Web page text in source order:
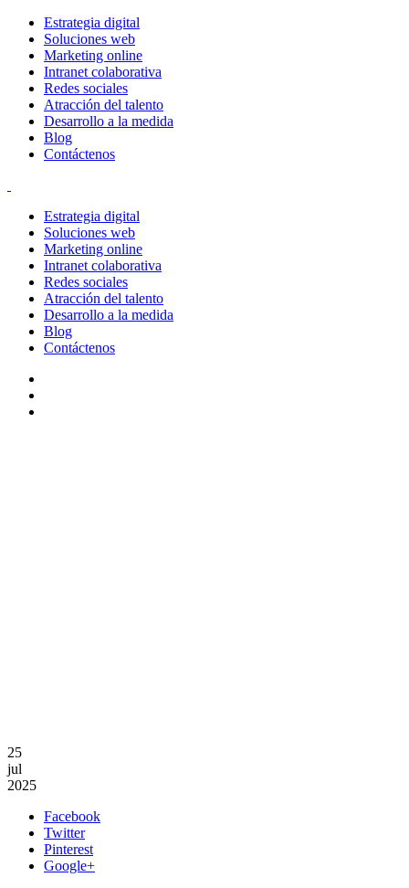
Estrategia digital
Soluciones web
Marketing online
Intranet colaborativa
Redes sociales
Atracción del talento
Desarrollo a la medida
Blog
Contáctenos
Estrategia digital
Soluciones web
Marketing online
Intranet colaborativa
Redes sociales
Atracción del talento
Desarrollo a la medida
Blog
Contáctenos
25
jul
2025
Facebook
Twitter
Pinterest
Google+